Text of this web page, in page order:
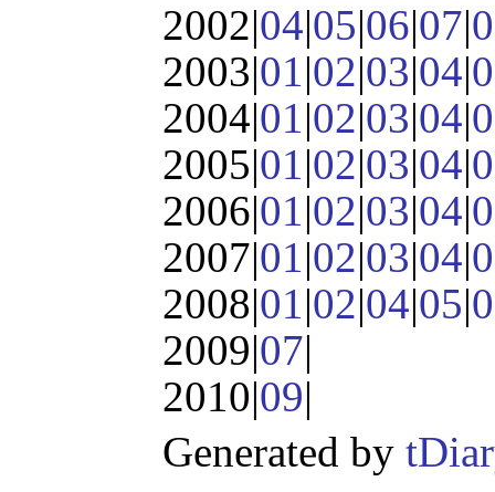
2002|04|05|06|07|
2003|01|02|03|04|
2004|01|02|03|04|
2005|01|02|03|04|
2006|01|02|03|04|
2007|01|02|03|04|
2008|01|02|04|05|
2009|07|
2010|09|
Generated by